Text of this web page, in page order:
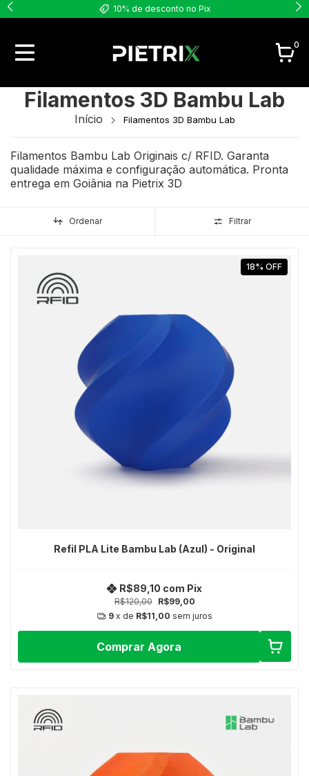
Retire hoje no Showroom em Goiânia
0
Filamentos 3D Bambu Lab
Início Filamentos 3D Bambu Lab
Filamentos Bambu Lab Originais c/ RFID. Garanta
qualidade máxima e configuração automática. Pronta
entrega em Goiânia na Pietrix 3D
Ordenar Filtrar
18% OFF
Refil PLA Lite Bambu Lab (Azul) - Original
R$120,00 R$99,00
R$89,10 com Pix
9 x de R$11,00 sem juros
Comprar Agora